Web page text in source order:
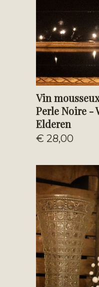
Vin
Perle Noire -
Elderen
€ 28,00